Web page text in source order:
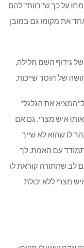
על כך ש"רווח" להם
את מקומו גם במובן
גידוף השם חלילה,
של חוסר שייכות.
ל"המציא את הגלגל"
איש מצרי. גם אם
לו שהוא לא שייך
עם האמת. לך
לב שהתורה קוראת לו
מצרי ללא יכולת